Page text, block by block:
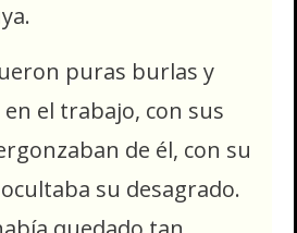
puras burlas y
el trabajo, con sus
de él, con su
su desagrado.